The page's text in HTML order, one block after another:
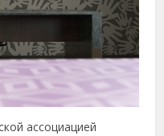
ассоциацией